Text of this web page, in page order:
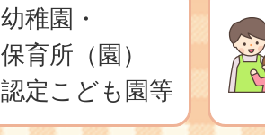
幼稚園・
保育所（園）
認定こども園等